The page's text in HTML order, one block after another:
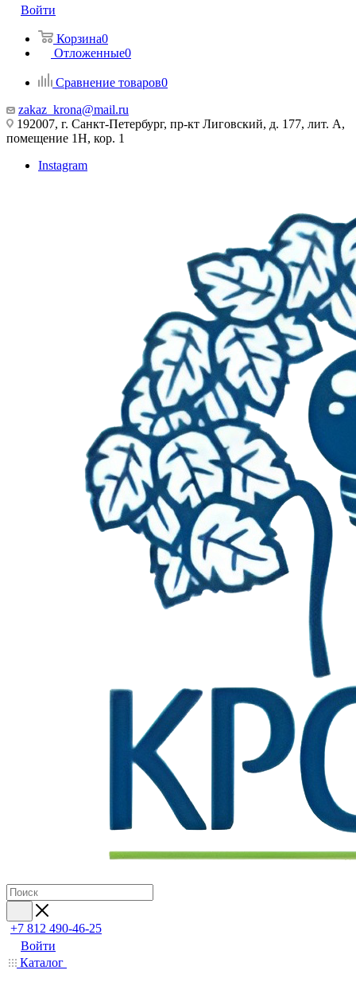
Войти
Корзина0
Отложенные0
Сравнение товаров0
zakaz_krona@mail.ru
192007, г. Санкт-Петербург, пр-кт Лиговский, д. 177, лит. А,
помещение 1Н, кор. 1
Instagram
+7 812 490-46-25
Войти
Каталог